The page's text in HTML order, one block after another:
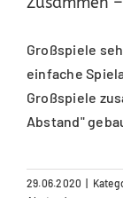
Großspiele
einfache
Großspiele
Abstand"
29.06.2020 |